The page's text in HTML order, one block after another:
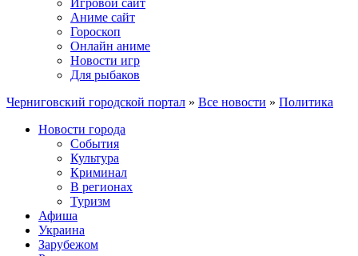
Игровой сайт
Аниме сайт
Гороскоп
Онлайн аниме
Новости игр
Для рыбаков
Черниговский городской портал » Все новости » Политика
Новости города
События
Культура
Криминал
В регионах
Туризм
Афиша
Украина
Зарубежом